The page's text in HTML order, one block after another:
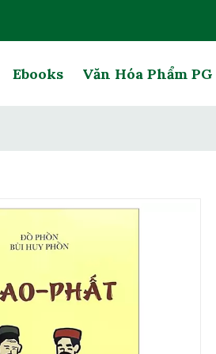
Ebooks Văn Hóa Phẩm PG